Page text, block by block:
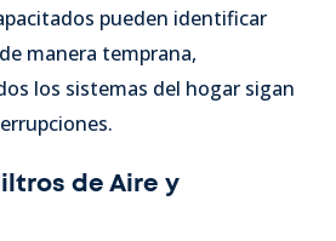
pueden identificar
manera temprana,
los sistemas del hogar sigan
de Aire y